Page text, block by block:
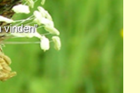
vinden”